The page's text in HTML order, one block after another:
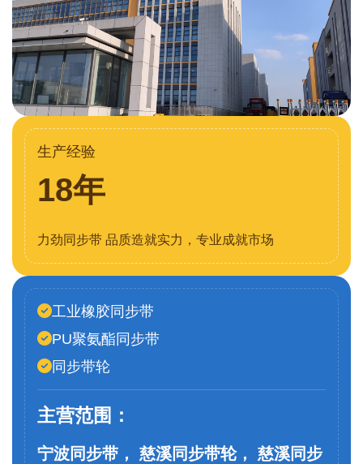
生产经验
18年
力劲同步带 品质造就实力，专业成就市场
工业橡胶同步带
PU聚氨酯同步带
同步带轮
主营范围：
宁波同步带， 慈溪同步带轮， 慈溪同步